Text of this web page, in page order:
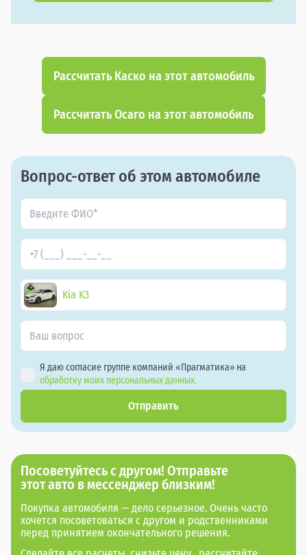
Рассчитать Каско на этот автомобиль
Рассчитать Осаго на этот автомобиль
Вопрос-ответ об этом автомобиле
Kia K3
Я даю согласие группе компаний «Прагматика» на
обработку моих персональных данных.
Отправить
Посоветуйтесь с другом! Отправьте
этот авто в мессенджер близким!
Покупка автомобиля — дело серьезное. Очень часто
хочется посоветоваться с другом и родственниками
перед принятием окончательного решения.